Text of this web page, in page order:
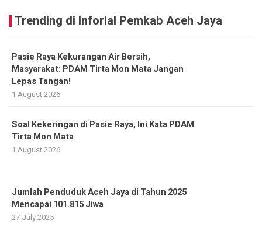
Trending di Inforial Pemkab Aceh Jaya
Pasie Raya Kekurangan Air Bersih,
Masyarakat: PDAM Tirta Mon Mata Jangan
Lepas Tangan!
1 August 2026
Soal Kekeringan di Pasie Raya, Ini Kata PDAM
Tirta Mon Mata
1 August 2026
Jumlah Penduduk Aceh Jaya di Tahun 2025
Mencapai 101.815 Jiwa
27 July 2025